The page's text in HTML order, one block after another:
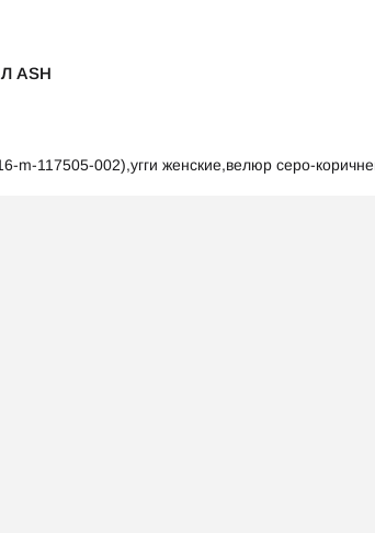
ASH
m-117505-002),угги женские,велюр серо-